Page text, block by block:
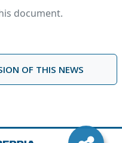
document.
OF THIS NEWS